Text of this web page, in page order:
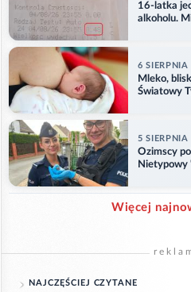
16-latka
alkoholu.
6 SIERPNIA
Mleko,
Światowy
5 SIERPNIA
Ozimscy
Nietypowy
Więcej
NAJCZĘŚCIEJ CZYTANE